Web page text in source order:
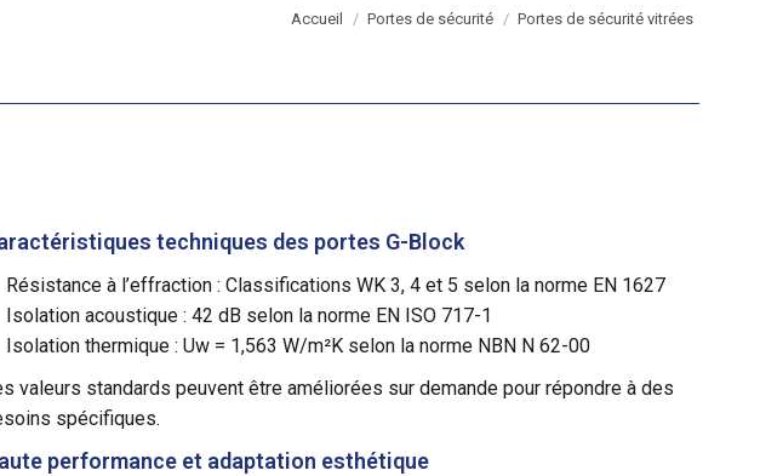
Vous êtes ici :
Accueil Portes de sécurité Portes de sécurité vitrées
techniques des portes G-Block
Résistance à l’effraction : Classifications WK 3, 4 et 5 selon la norme EN 1627
Isolation acoustique : 42 dB selon la norme EN ISO 717-1
Isolation thermique : Uw = 1,563 W/m²K selon la norme NBN N 62-00
valeurs standards peuvent être améliorées sur demande pour répondre à des
spécifiques.
performance et adaptation esthétique